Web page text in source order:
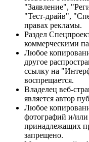
"Заявление",
"Тест-драйв",
правах рекламы.
Раздел
коммерческими
Любое
другое
ссылку на
воспрещается.
Владелец веб-
является автор
Любое
фотографий и/или
принадлежащих
запрещено.